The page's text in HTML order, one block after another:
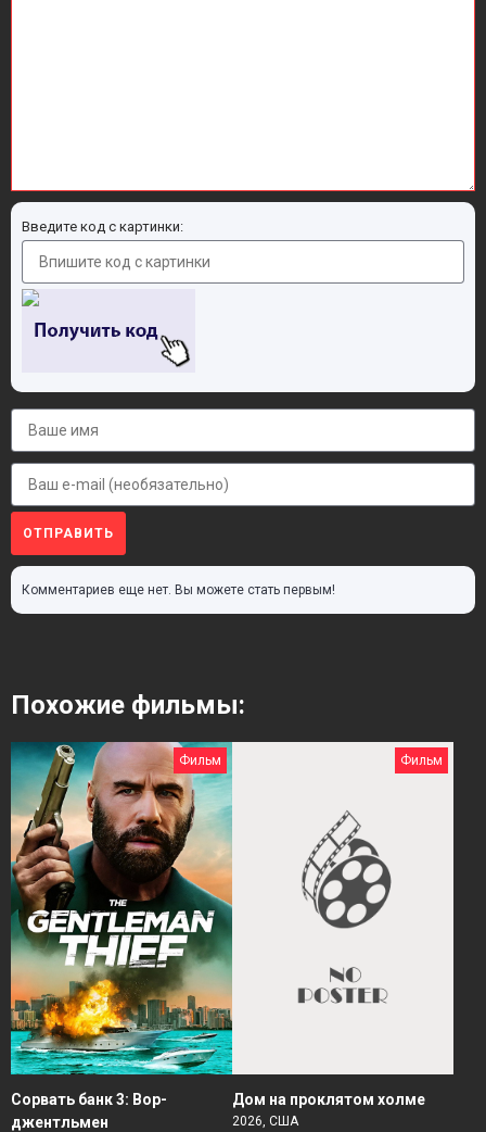
Введите код с картинки:
ОТПРАВИТЬ
Комментариев еще нет. Вы можете стать первым!
Похожие фильмы:
Фильм
Сорвать банк 3: Вор-
джентльмен
Фильм
Дом на проклятом холме
2026, США